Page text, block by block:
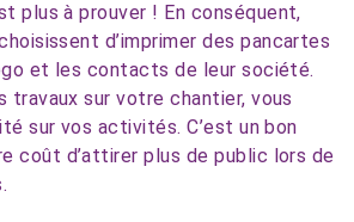
plus à prouver ! En conséquent,
d’imprimer des pancartes
et les contacts de leur société.
travaux sur votre chantier, vous
sur vos activités. C’est un bon
coût d’attirer plus de public lors de